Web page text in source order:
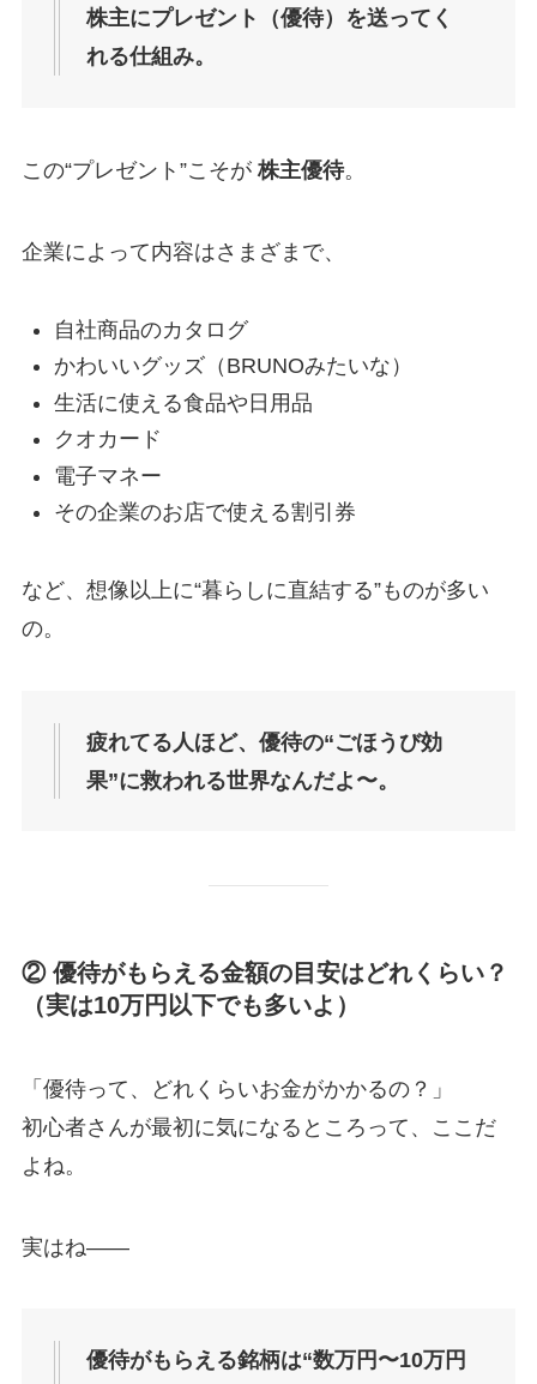
株主にプレゼント（優待）を送ってく
れる仕組み。
この“プレゼント”こそが 株主優待。
企業によって内容はさまざまで、
自社商品のカタログ
かわいいグッズ（BRUNOみたいな）
生活に使える食品や日用品
クオカード
電子マネー
その企業のお店で使える割引券
など、想像以上に“暮らしに直結する”ものが多い
の。
疲れてる人ほど、優待の“ごほうび効
果”に救われる世界なんだよ〜。
② 優待がもらえる金額の目安はどれくらい？
（実は10万円以下でも多いよ）
「優待って、どれくらいお金がかかるの？」
初心者さんが最初に気になるところって、ここだ
よね。
実はね——
優待がもらえる銘柄は“数万円〜10万円